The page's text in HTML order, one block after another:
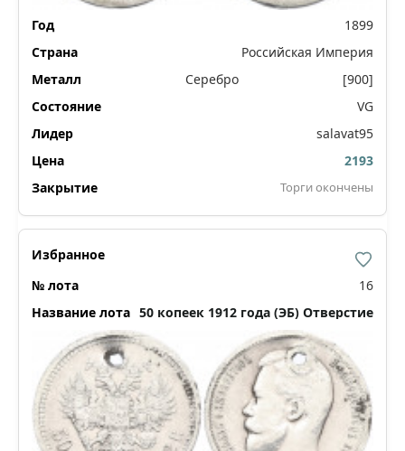
1899
Российская Империя
Серебро
[900]
VG
salavat95
2193
Торги окончены
16
50 копеек 1912 года (ЭБ) Отверстие